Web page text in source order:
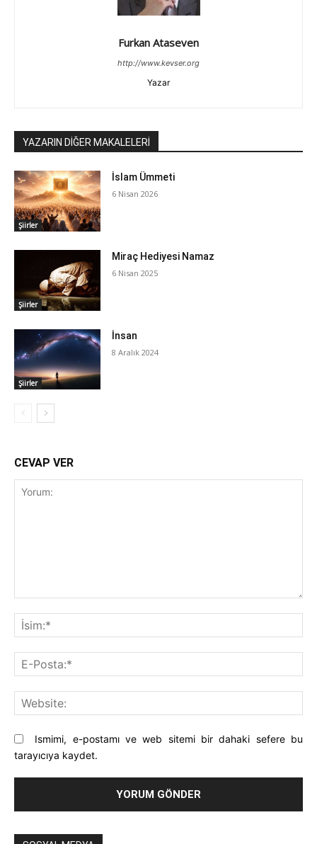
Furkan Ataseven
http://www.kevser.org
Yazar
YAZARIN DİĞER MAKALELERİ
Şiirler
İslam Ümmeti
6 Nisan 2026
Şiirler
Miraç Hediyesi Namaz
6 Nisan 2025
Şiirler
İnsan
8 Aralık 2024
CEVAP VER
Ismimi, e-postamı ve web sitemi bir dahaki sefere bu
tarayıcıya kaydet.